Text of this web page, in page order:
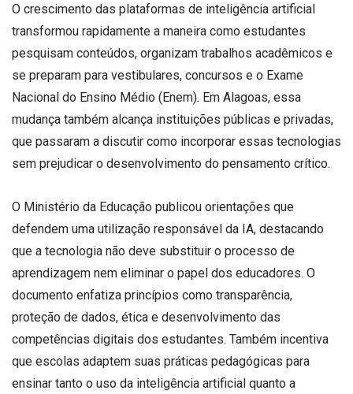
O crescimento das plataformas de inteligência artificial
transformou rapidamente a maneira como estudantes
pesquisam conteúdos, organizam trabalhos acadêmicos e
se preparam para vestibulares, concursos e o Exame
Nacional do Ensino Médio (Enem). Em Alagoas, essa
mudança também alcança instituições públicas e privadas,
que passaram a discutir como incorporar essas tecnologias
sem prejudicar o desenvolvimento do pensamento crítico.
O Ministério da Educação publicou orientações que
defendem uma utilização responsável da IA, destacando
que a tecnologia não deve substituir o processo de
aprendizagem nem eliminar o papel dos educadores. O
documento enfatiza princípios como transparência,
proteção de dados, ética e desenvolvimento das
competências digitais dos estudantes. Também incentiva
que escolas adaptem suas práticas pedagógicas para
ensinar tanto o uso da inteligência artificial quanto a